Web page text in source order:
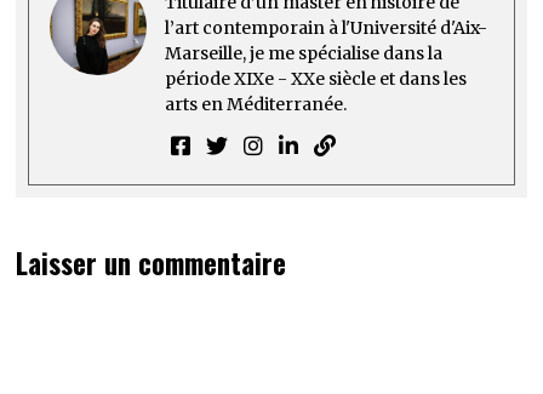
l’art contemporain à l'Université d'Aix-
Marseille, je me spécialise dans la
période XIXe - XXe siècle et dans les
arts en Méditerranée.
Laisser un commentaire